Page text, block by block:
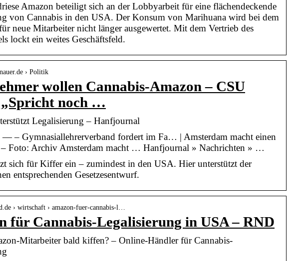
Amazon beteiligt sich an der Lobbyarbeit für eine flächendeckende
von Cannabis in den USA. Der Konsum von Marihuana wird bei dem
neue Mitarbeiter nicht länger ausgewertet. Mit dem Vertrieb des
lockt ein weites Geschäftsfeld.
› Politik
wollen Cannabis-Amazon – CSU
noch …
Legalisierung – Hanfjournal
– Gymnasiallehrerverband fordert im Fa… | Amsterdam macht einen
Foto: Archiv Amsterdam macht … Hanfjournal » Nachrichten » …
sich für Kiffer ein – zumindest in den USA. Hier unterstützt der
entsprechenden Gesetzesentwurf.
› wirtschaft › amazon-fuer-cannabis-l…
für Cannabis-Legalisierung in USA – RND
Mitarbeiter bald kiffen? – Online-Händler für Cannabis-